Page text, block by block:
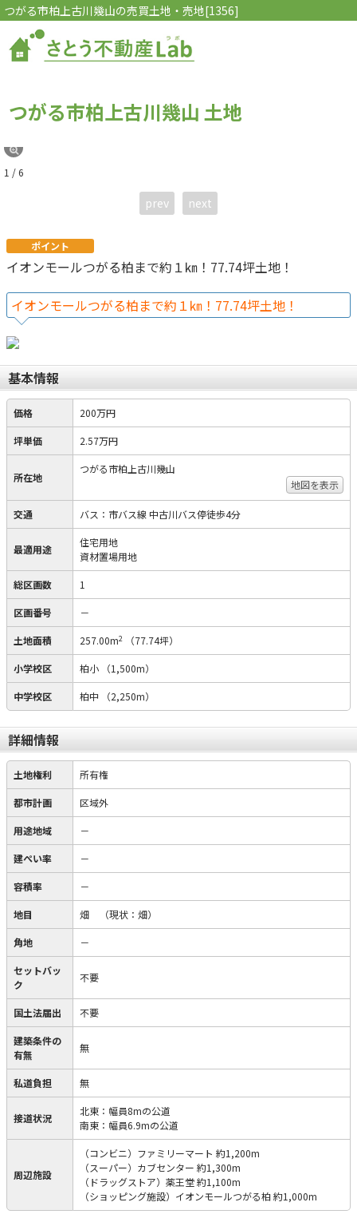
つがる市柏上古川幾山の売買土地・売地[1356]
つがる市柏上古川幾山 土地
1 / 6
prev next
ポイント
イオンモールつがる柏まで約１㎞！77.74坪土地！
イオンモールつがる柏まで約１㎞！77.74坪土地！
基本情報
価格 200万円
坪単価 2.57万円
所在地
つがる市柏上古川幾山
地図を表示
交通 バス：市バス線 中古川バス停徒歩4分
最適用途
住宅用地
資材置場用地
総区画数 1
区画番号 －
土地面積 257.00m2 （77.74坪）
小学校区 柏小 （1,500m）
中学校区 柏中 （2,250m）
詳細情報
土地権利 所有権
都市計画 区域外
用途地域 －
建ぺい率 －
容積率 －
地目 畑 （現状：畑）
角地 －
セットバッ
ク
不要
国土法届出 不要
建築条件の
有無
無
私道負担 無
接道状況
北東：幅員8mの公道
南東：幅員6.9mの公道
周辺施設
（コンビニ）ファミリーマート 約1,200m
（スーパー）カブセンター 約1,300m
（ドラッグストア）薬王堂 約1,100m
（ショッピング施設）イオンモールつがる柏 約1,000m